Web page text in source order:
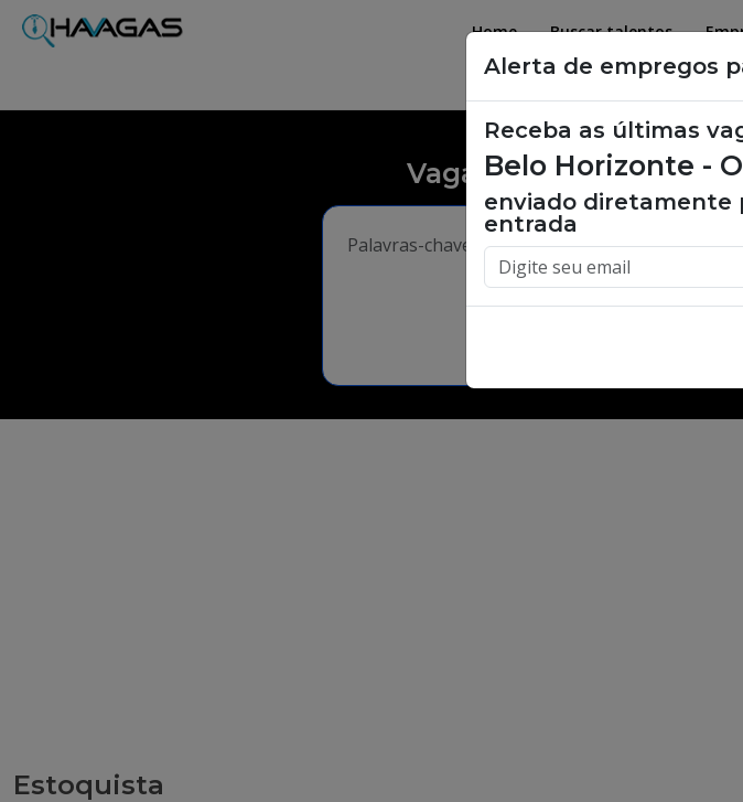
Home Buscar talentos
Vagas de emprego,
Estoquista
Alerta de empregos
Receba as últimas
Belo Horizonte -
enviado diretamente
entrada